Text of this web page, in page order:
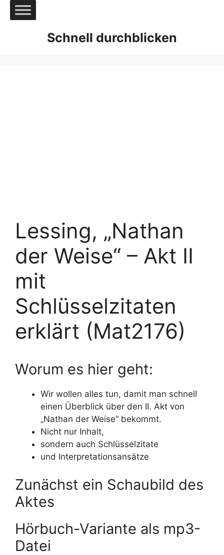
Zum
Inhalt
Schnell durchblicken
Lessing, „Nathan
der Weise“ – Akt II
mit
Schlüsselzitaten
erklärt (Mat2176)
Worum es hier geht:
Wir wollen alles tun, damit man schnell
einen Überblick über den II. Akt von
„Nathan der Weise“ bekommt.
Nicht nur Inhalt,
sondern auch Schlüsselzitate
und Interpretationsansätze
Zunächst ein Schaubild des
Aktes
Hörbuch-Variante als mp3-
Datei